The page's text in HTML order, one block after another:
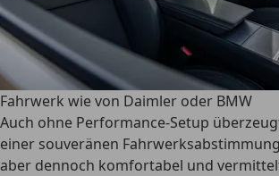
Fahrwerk wie von Daimler oder BMW
Auch ohne Performance-Setup
einer souveränen
aber dennoch komfortabel und